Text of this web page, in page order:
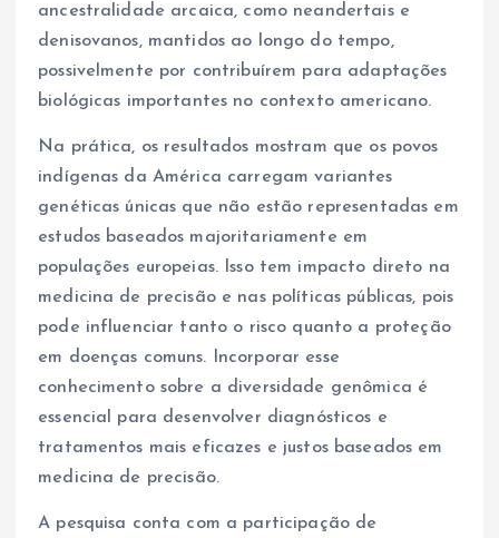
ancestralidade arcaica, como neandertais e
denisovanos, mantidos ao longo do tempo,
possivelmente por contribuírem para adaptações
biológicas importantes no contexto americano.
Na prática, os resultados mostram que os povos
indígenas da América carregam variantes
genéticas únicas que não estão representadas em
estudos baseados majoritariamente em
populações europeias. Isso tem impacto direto na
medicina de precisão e nas políticas públicas, pois
pode influenciar tanto o risco quanto a proteção
em doenças comuns. Incorporar esse
conhecimento sobre a diversidade genômica é
essencial para desenvolver diagnósticos e
tratamentos mais eficazes e justos baseados em
medicina de precisão.
A pesquisa conta com a participação de